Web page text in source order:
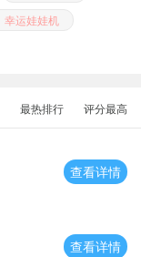
幸运娃娃机
最热排行 评分最高
查看详情
查看详情